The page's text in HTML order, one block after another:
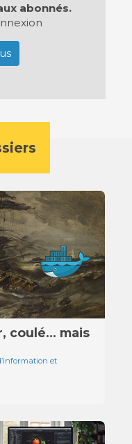
abonnés.
coulé… mais
et